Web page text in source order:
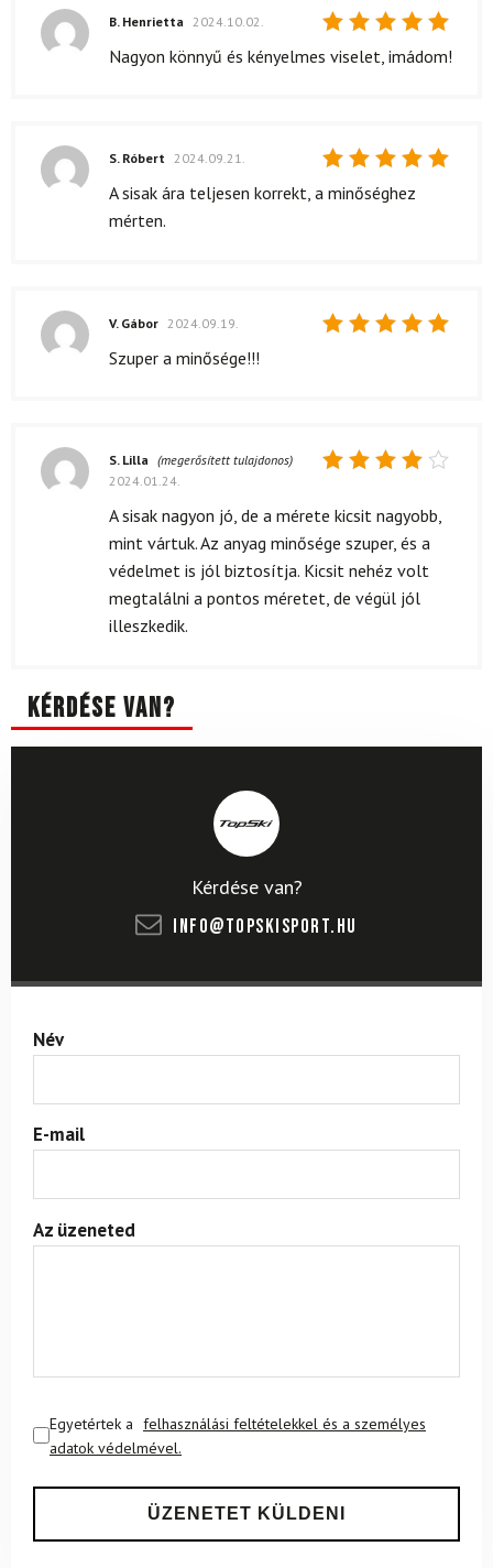
Értékelés:
/ 5
B. Henrietta 2024.10.02.
Nagyon könnyű és kényelmes viselet, imádom!
Értékelés:
/ 5
S. Róbert 2024.09.21.
A sisak ára teljesen korrekt, a minőséghez
mérten.
V. Gábor 2024.09.19.
Szuper a minősége!!!
4/ 5
S. Lilla (megerősített tulajdonos)
2024.01.24.
A sisak nagyon jó, de a mérete kicsit nagyobb,
mint vártuk. Az anyag minősége szuper, és a
védelmet is jól biztosítja. Kicsit nehéz volt
megtalálni a pontos méretet, de végül jól
illeszkedik.
Kérdése van?
Kérdése van?
info@topskisport.hu
Név
E-mail
Az üzeneted
Egyetértek a felhasználási feltételekkel és a személyes
adatok védelmével.